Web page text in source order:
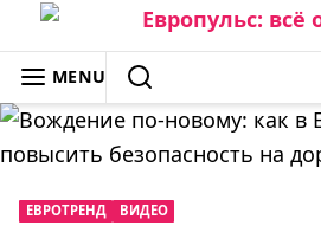
Skip
to
content
ЕВРОПУЛЬС: ВСЁ О ЕВРОПЕ
MENU
SEARCH
ЕВРОТРЕНД ВИДЕО